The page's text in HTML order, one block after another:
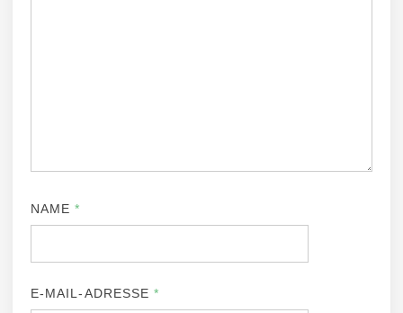
NAME*
E-MAIL-ADRESSE*